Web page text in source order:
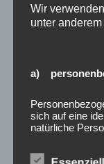
Wie ein ins kalte
vorne 90 Minuten
zusammenhielt,
beißenden Spieler
Vorfreude für die
Wir
unter
a)
sich auf eine
natürliche
angesehen, die